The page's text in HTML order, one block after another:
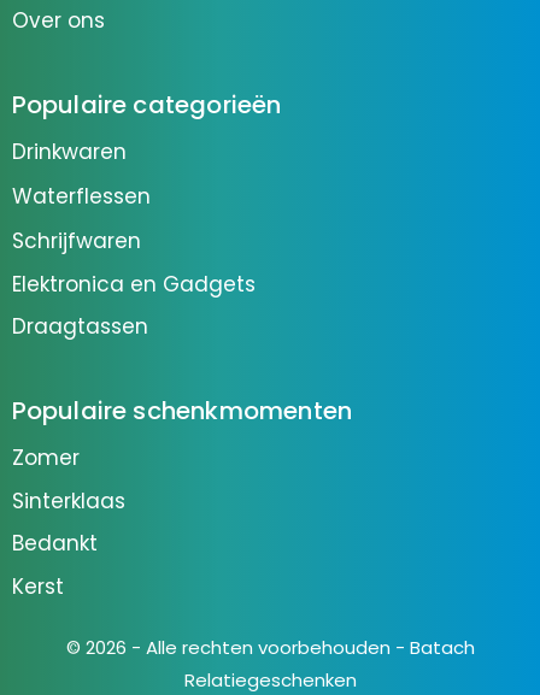
Over ons
Populaire categorieën
Drinkwaren
Waterflessen
Schrijfwaren
Elektronica en Gadgets
Draagtassen
Populaire schenkmomenten
Zomer
Sinterklaas
Bedankt
Kerst
© 2026 - Alle rechten voorbehouden - Batach
Relatiegeschenken